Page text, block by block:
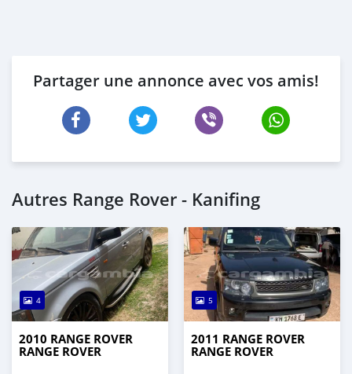
Partager une annonce avec vos amis!
Autres Range Rover - Kanifing
4
2010 RANGE ROVER
RANGE ROVER
5
2011 RANGE ROVER
RANGE ROVER